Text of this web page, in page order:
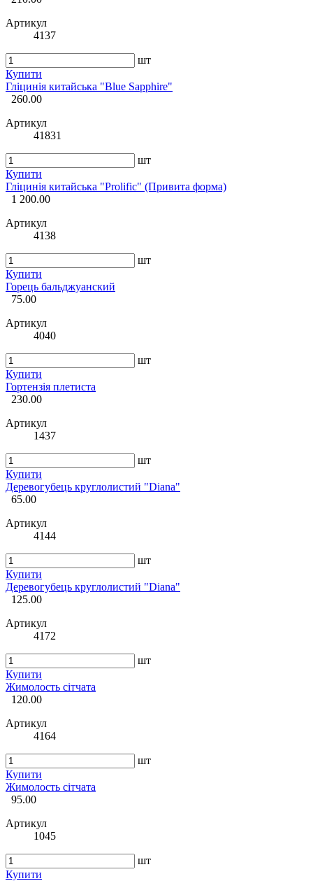
Артикул
4137
шт
Купити
Гліцинія китайська "Blue Sapphire"
260.00
Артикул
41831
шт
Купити
Гліцинія китайська "Prolific" (Привита форма)
1 200.00
Артикул
4138
шт
Купити
Горець бальджуанский
75.00
Артикул
4040
шт
Купити
Гортензія плетиста
230.00
Артикул
1437
шт
Купити
Деревогубець круглолистий "Diana"
65.00
Артикул
4144
шт
Купити
Деревогубець круглолистий "Diana"
125.00
Артикул
4172
шт
Купити
Жимолость сітчата
120.00
Артикул
4164
шт
Купити
Жимолость сітчата
95.00
Артикул
1045
шт
Купити